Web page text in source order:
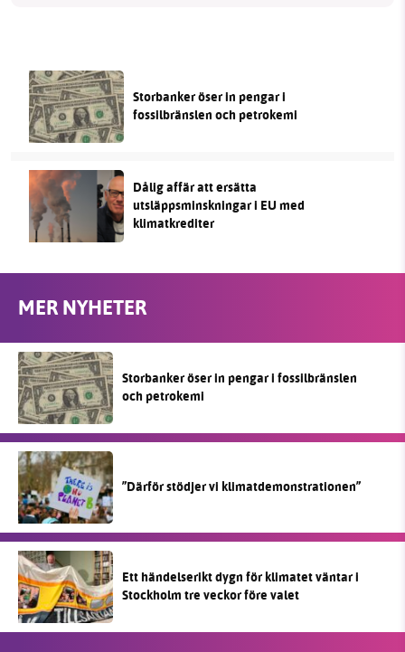
Storbanker öser in pengar i
fossilbränslen och petrokemi
Dålig affär att ersätta
utsläppsminskningar i EU med
klimatkrediter
MER NYHETER
Storbanker öser in pengar i fossilbränslen
och petrokemi
”Därför stödjer vi klimatdemonstrationen”
Ett händelserikt dygn för klimatet väntar i
Stockholm tre veckor före valet